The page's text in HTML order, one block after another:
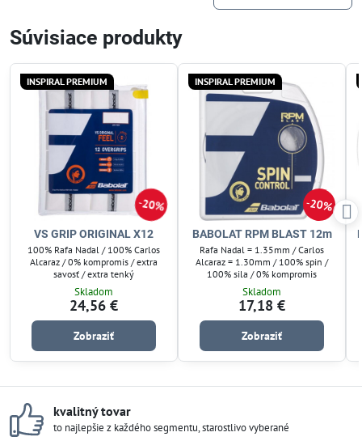
Súvisiace produkty
20%
INSPIRAL PREMIUM
VS GRIP ORIGINAL X12
100% Rafa Nadal / 100% Carlos
Alcaraz / 0% kompromis / extra
savosť / extra tenký
Skladom
24,56 €
Zobraziť
20%
INSPIRAL PREMIUM
BABOLAT RPM BLAST 12m
Rafa Nadal = 1.35mm / Carlos
Alcaraz = 1.30mm / 100% spin /
100% sila / 0% kompromis
Skladom
17,18 €
Zobraziť
kvalitný tovar
to najlepšie z každého segmentu, starostlivo vyberané